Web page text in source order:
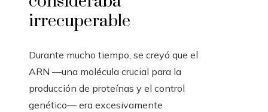
irrecuperable
Durante mucho tiempo, se creyó que el
ARN —una molécula crucial para la
producción de proteínas y el control
genético— era excesivamente